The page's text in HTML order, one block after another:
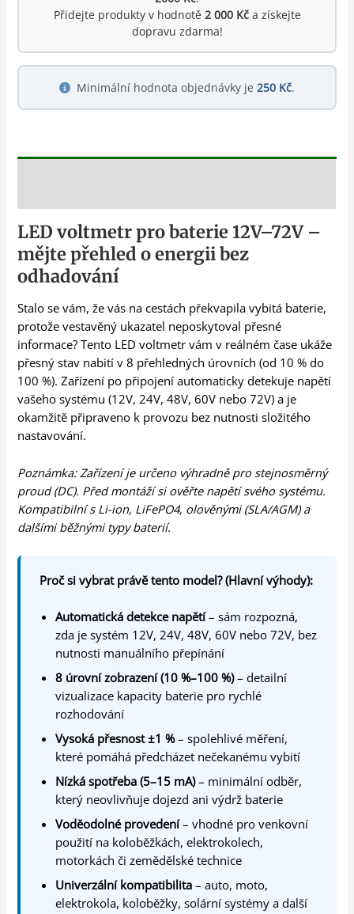
Přidejte produkty v hodnotě 2 000 Kča získejte
dopravu zdarma!
Minimální hodnota objednávky je 250 Kč.
LED voltmetr pro baterie 12V–72V –
mějte přehled o energii bez
odhadování
Stalo se vám, že vás na cestách překvapila vybitá baterie,
protože vestavěný ukazatel neposkytoval přesné
informace? Tento LED voltmetr vám v reálném čase ukáže
přesný stav nabití v 8 přehledných úrovních (od 10 % do
100 %). Zařízení po připojení automaticky detekuje napětí
vašeho systému (12V, 24V, 48V, 60V nebo 72V) a je
okamžitě připraveno k provozu bez nutnosti složitého
nastavování.
Poznámka: Zařízení je určeno výhradně pro stejnosměrný
proud (DC). Před montáží si ověřte napětí svého systému.
Kompatibilní s Li-ion, LiFePO4, olověnými (SLA/AGM) a
dalšími běžnými typy baterií.
Proč si vybrat právě tento model? (Hlavní výhody):
Automatická detekce napětí– sám rozpozná,
zda je systém 12V, 24V, 48V, 60V nebo 72V, bez
nutnosti manuálního přepínání
8 úrovní zobrazení (10 %–100 %)– detailní
vizualizace kapacity baterie pro rychlé
rozhodování
Vysoká přesnost ±1 %– spolehlivé měření,
které pomáhá předcházet nečekanému vybití
Nízká spotřeba (5–15 mA)– minimální odběr,
který neovlivňuje dojezd ani výdrž baterie
Voděodolné provedení– vhodné pro venkovní
použití na koloběžkách, elektrokolech,
motorkách či zemědělské technice
Univerzální kompatibilita – auto, moto,
elektrokola, koloběžky, solární systémy a další